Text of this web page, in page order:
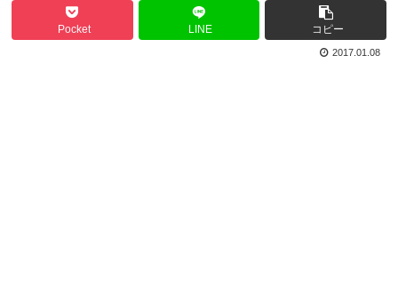
Pocket LINE コピー
2017.01.08